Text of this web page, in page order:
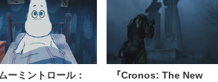
ムーミントロール：
『Cronos: The New